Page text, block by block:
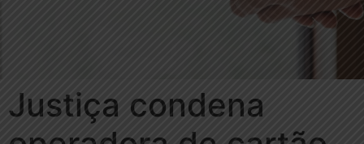
Justiça condena